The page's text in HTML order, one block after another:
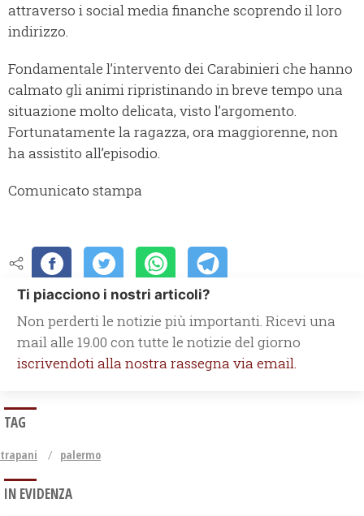
attraverso i social media finanche scoprendo il loro
indirizzo.
Fondamentale l’intervento dei Carabinieri che hanno
calmato gli animi ripristinando in breve tempo una
situazione molto delicata, visto l’argomento.
Fortunatamente la ragazza, ora maggiorenne, non
ha assistito all’episodio.
Comunicato stampa
Ti piacciono i nostri articoli?
Non perderti le notizie più importanti. Ricevi una
mail alle 19.00 con tutte le notizie del giorno
iscrivendoti alla nostra rassegna via email.
TAG
trapani palermo
IN EVIDENZA